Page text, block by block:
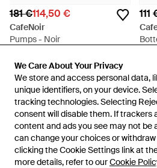
We Care About Your Privacy
We store and access personal data,
unique identifiers, on your device.
tracking technologies. Selecting
consent will disable them. If trackers
content and ads you see may not be
can change your choices or
clicking the Cookie Settings link at
more details, refer to ourCookie
We Care About Your Privacy
We store and access personal data,
unique identifiers, on your device.
tracking technologies. Selecting
consent will disable them. If trackers
content and ads you see may not be
can change your choices or
clicking the Cookie Settings link at
more details, refer to ourCookie
181 €114,50 €
CafeNoir
Pumps - Noir
RÉDUCTION
111